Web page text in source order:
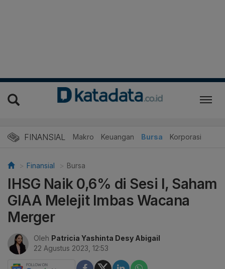
FINANSIAL Makro Keuangan Bursa Korporasi
Finansial Bursa
IHSG Naik 0,6% di Sesi I, Saham
GIAA Melejit Imbas Wacana
Merger
Oleh Patricia Yashinta Desy Abigail
22 Agustus 2023, 12:53